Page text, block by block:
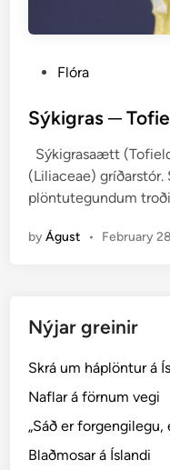
s
d
i
Flóra
Sýkigras ─
Sýkigrasaætt
(Liliaceae) gríðarstór.
plöntutegundum
byÁgust • February
Nýjar greinir
Skrá um háplöntur á
Naflar á förnum vegi
„Sáð er
Blaðmosar á Íslandi